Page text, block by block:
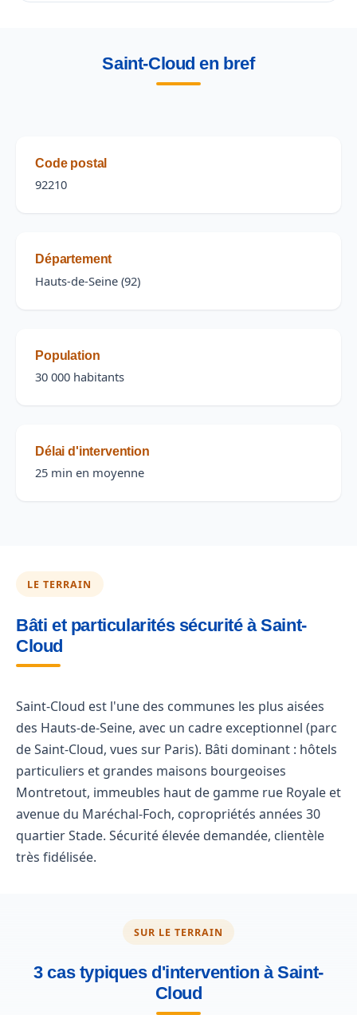
Saint-Cloud en bref
Code postal
92210
Département
Hauts-de-Seine (92)
Population
30 000 habitants
Délai d'intervention
25 min en moyenne
LE TERRAIN
Bâti et particularités sécurité à Saint-
Cloud
Saint-Cloud est l'une des communes les plus aisées
des Hauts-de-Seine, avec un cadre exceptionnel (parc
de Saint-Cloud, vues sur Paris). Bâti dominant : hôtels
particuliers et grandes maisons bourgeoises
Montretout, immeubles haut de gamme rue Royale et
avenue du Maréchal-Foch, copropriétés années 30
quartier Stade. Sécurité élevée demandée, clientèle
très fidélisée.
SUR LE TERRAIN
3 cas typiques d'intervention à Saint-
Cloud